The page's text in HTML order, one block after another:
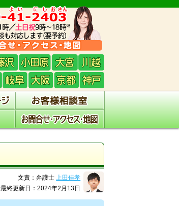
文責：弁護士上田佳孝
最終更新日：2024年2月13日